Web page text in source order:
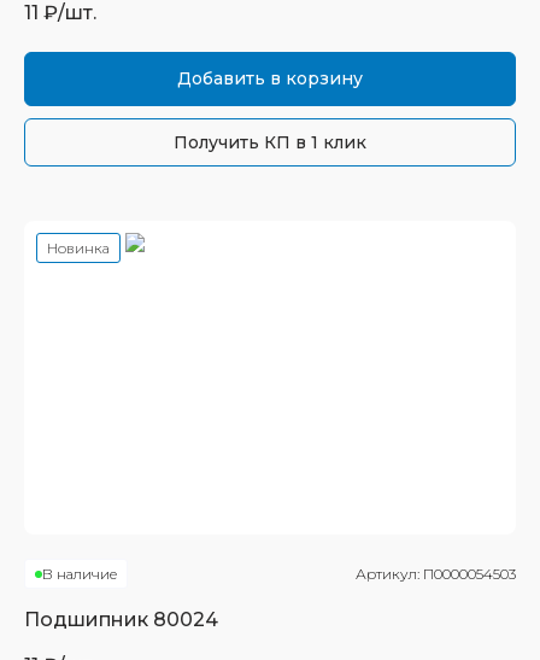
11 ₽/шт.
Добавить в корзину
Получить КП в 1 клик
Новинка
В наличие Артикул: П0000054503
Подшипник 80024